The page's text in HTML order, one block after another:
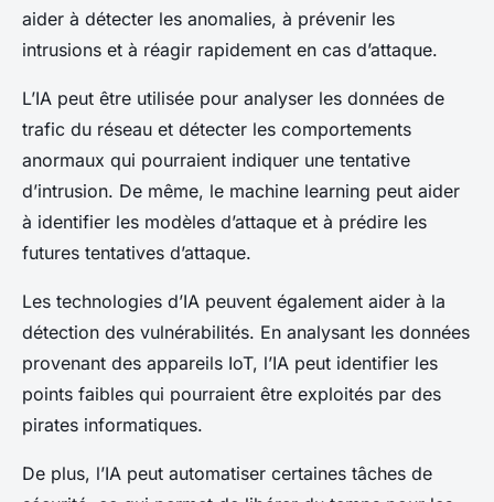
aider à détecter les anomalies, à prévenir les
intrusions et à réagir rapidement en cas d’attaque.
L’IA peut être utilisée pour analyser les données de
trafic du réseau et détecter les comportements
anormaux qui pourraient indiquer une tentative
d’intrusion. De même, le machine learning peut aider
à identifier les modèles d’attaque et à prédire les
futures tentatives d’attaque.
Les technologies d’IA peuvent également aider à la
détection des vulnérabilités. En analysant les données
provenant des appareils IoT, l’IA peut identifier les
points faibles qui pourraient être exploités par des
pirates informatiques.
De plus, l’IA peut automatiser certaines tâches de